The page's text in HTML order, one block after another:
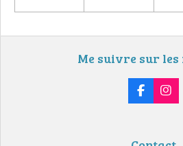
Me suivre sur les
F
a
I
n